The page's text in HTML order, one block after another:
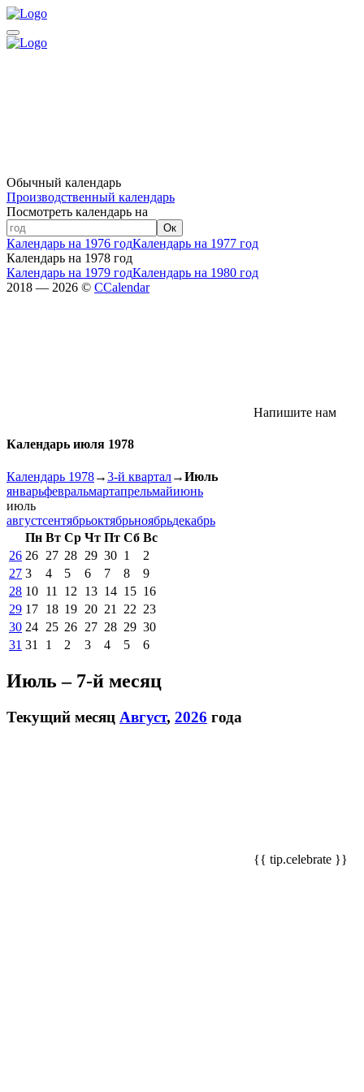
Обычный календарь
Производственный календарь
Посмотреть календарь на
Ок
Календарь на 1976 годКалендарь на 1977 год
Календарь на 1978 год
Календарь на 1979 годКалендарь на 1980 год
2018 — 2026 © CCalendar
Напишите нам
Календарь июля 1978
Календарь 1978→3-й квартал→Июль
январьфевральмартапрельмайиюнь
июль
августсентябрьоктябрьноябрьдекабрь
Пн Вт Ср Чт Пт Сб Вс
26 26 27 28 29 30 1
2
27 3 4 5 6 7 8
9
28 10 11 12 13 14 15 16
29 17 18 19 20 21 22 23
30 24 25 26 27 28 29 30
31 31 1 2 3 4 5 6
Июль – 7-й месяц
Текущий месяц Август, 2026 года
{{ tip.celebrate }}